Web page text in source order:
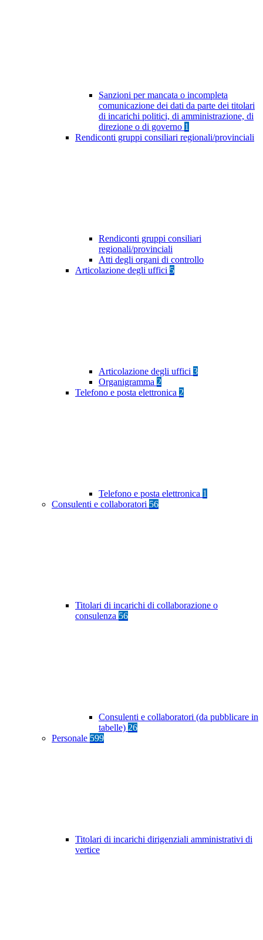
Sanzioni per mancata o incompleta
comunicazione dei dati da parte dei titolari
di incarichi politici, di amministrazione, di
direzione o di governo 1
Rendiconti gruppi consiliari regionali/provinciali
Rendiconti gruppi consiliari
regionali/provinciali
Atti degli organi di controllo
Articolazione degli uffici 5
Articolazione degli uffici 3
Organigramma 2
Telefono e posta elettronica 2
Telefono e posta elettronica 1
Consulenti e collaboratori 56
Titolari di incarichi di collaborazione o
consulenza 56
Consulenti e collaboratori (da pubblicare in
tabelle) 26
Personale 599
Titolari di incarichi dirigenziali amministrativi di
vertice